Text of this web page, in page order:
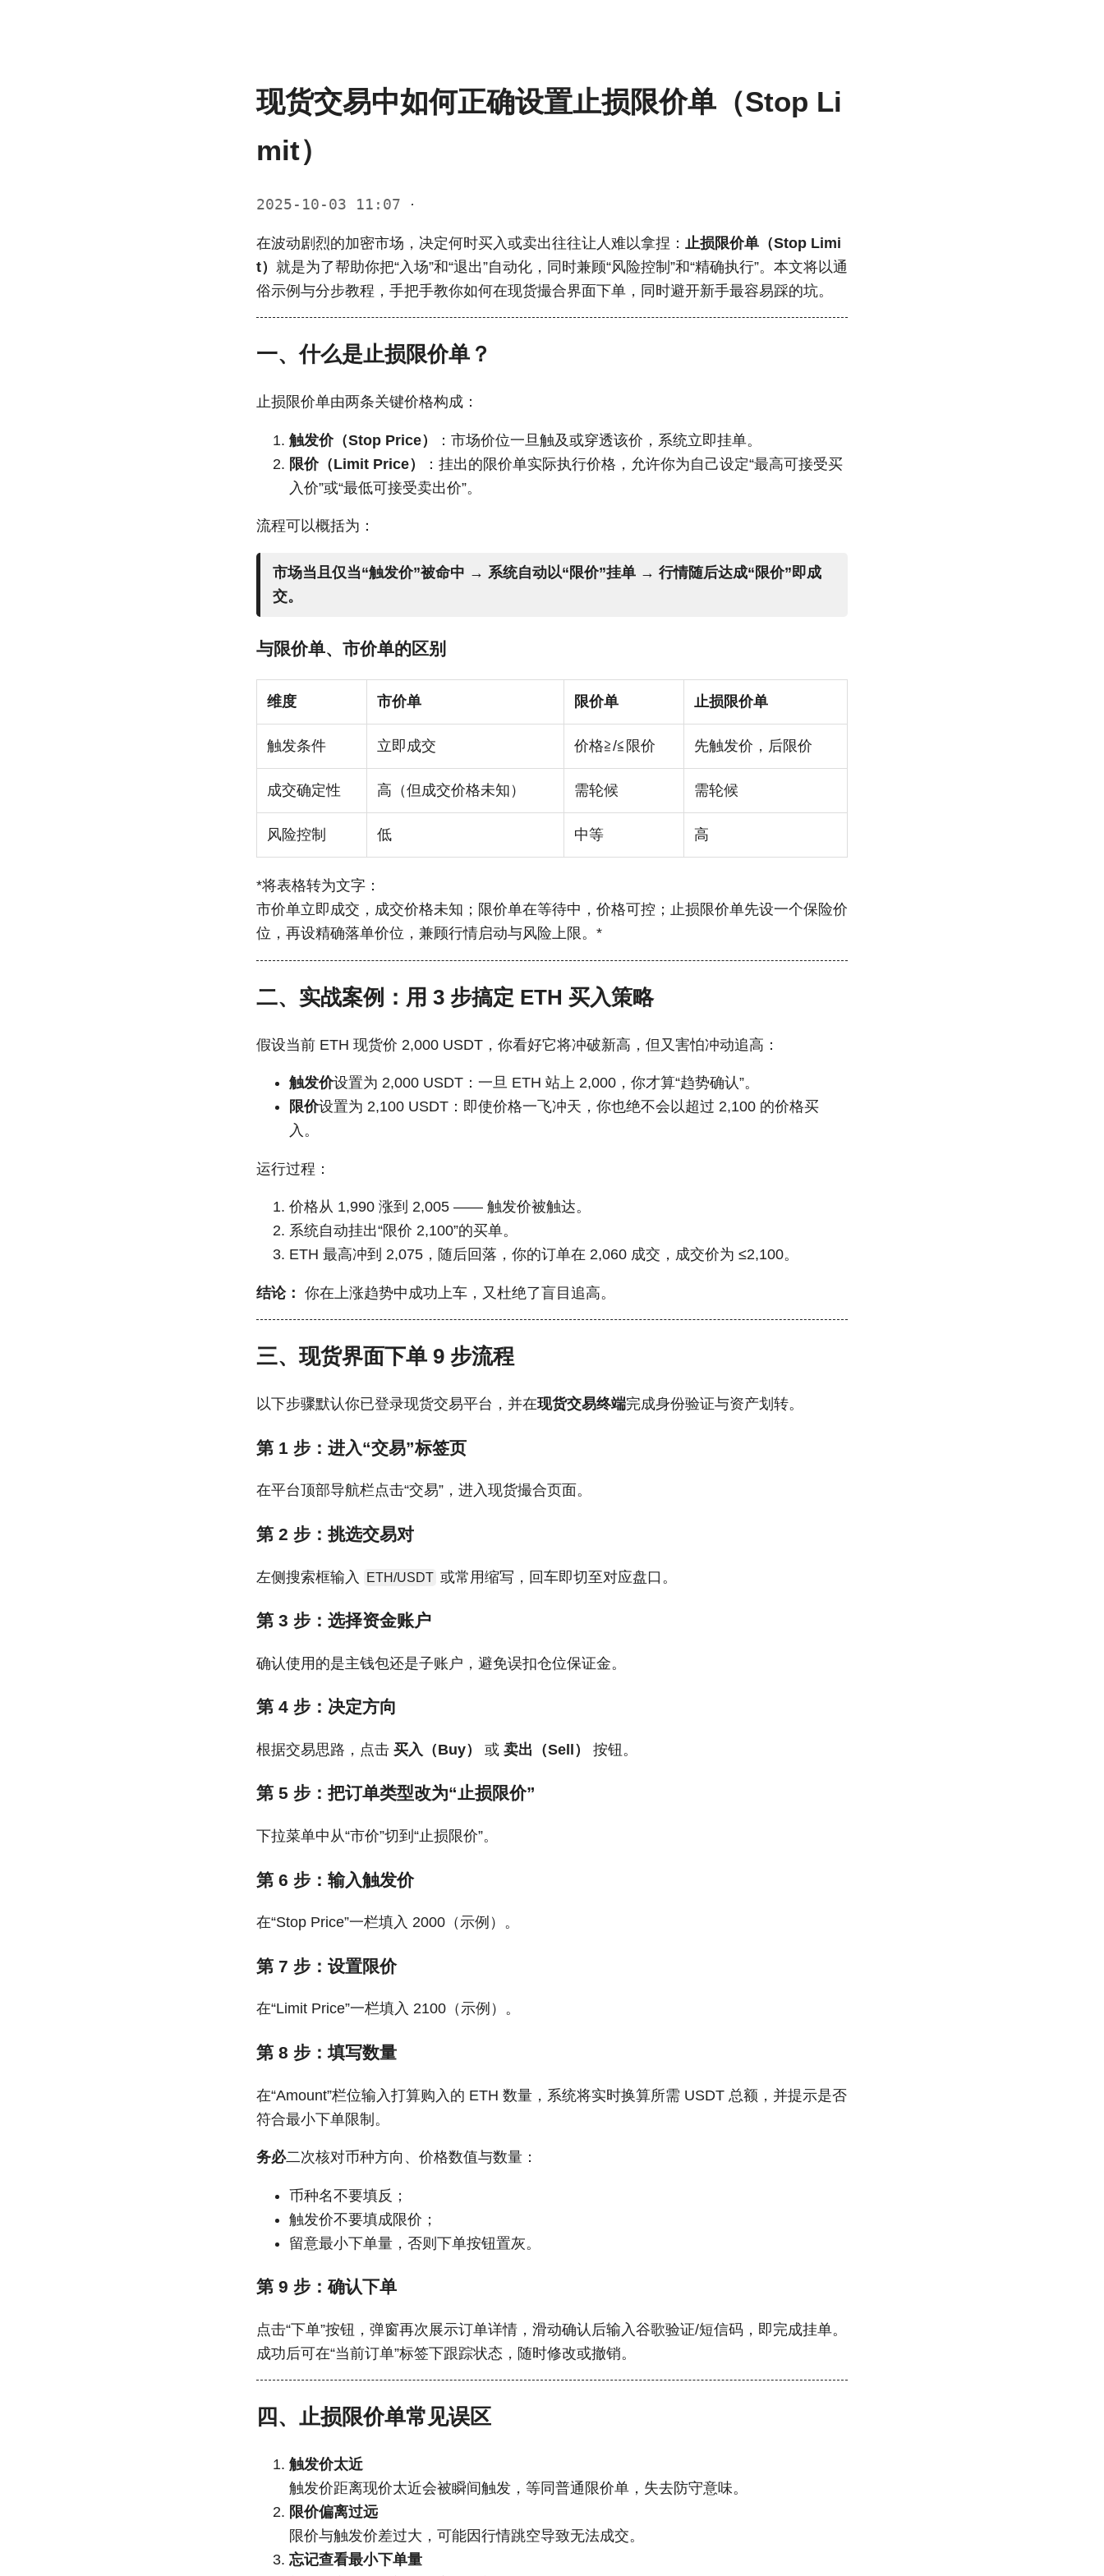
现货交易中如何正确设置止损限价单（Stop Li
mit）
2025-10-03 11:07 ·
在波动剧烈的加密市场，决定何时买入或卖出往往让人难以拿捏： 止损限价单（Stop Limi
t） 就是为了帮助你把“入场”和“退出”自动化，同时兼顾“风险控制”和“精确执行”。本文将以通
俗示例与分步教程，手把手教你如何在现货撮合界面下单，同时避开新手最容易踩的坑。
一、什么是止损限价单？
止损限价单由两条关键价格构成：
触发价（Stop Price）
：市场价位一旦触及或穿透该价，系统立即挂单。
限价（Limit Price）
：挂出的限价单实际执行价格，允许你为自己设定“最高可接受买
入价”或“最低可接受卖出价”。
流程可以概括为：
市场当且仅当“触发价”被命中 → 系统自动以“限价”挂单 → 行情随后达成“限价”即成
交。
与限价单、市价单的区别
维度 市价单 限价单 止损限价单
触发条件 立即成交 价格≧/≦限价 先触发价，后限价
成交确定性 高（但成交价格未知） 需轮候 需轮候
风险控制 低 中等 高
*将表格转为文字：
市价单立即成交，成交价格未知；限价单在等待中，价格可控；止损限价单先设一个保险价
位，再设精确落单价位，兼顾行情启动与风险上限。*
二、实战案例：用 3 步搞定 ETH 买入策略
假设当前 ETH 现货价 2,000 USDT，你看好它将冲破新高，但又害怕冲动追高：
触发价设置为 2,000 USDT：一旦 ETH 站上 2,000，你才算“趋势确认”。
限价设置为 2,100 USDT：即使价格一飞冲天，你也绝不会以超过 2,100 的价格买
入。
运行过程：
价格从 1,990 涨到 2,005 —— 触发价被触达。
系统自动挂出“限价 2,100”的买单。
ETH 最高冲到 2,075，随后回落，你的订单在 2,060 成交，成交价为 ≤2,100。
结论： 你在上涨趋势中成功上车，又杜绝了盲目追高。
三、现货界面下单 9 步流程
以下步骤默认你已登录现货交易平台，并在现货交易终端完成身份验证与资产划转。
第 1 步：进入“交易”标签页
在平台顶部导航栏点击“交易”，进入现货撮合页面。
第 2 步：挑选交易对
左侧搜索框输入 ETH/USDT 或常用缩写，回车即切至对应盘口。
第 3 步：选择资金账户
确认使用的是主钱包还是子账户，避免误扣仓位保证金。
第 4 步：决定方向
根据交易思路，点击 买入（Buy） 或 卖出（Sell） 按钮。
第 5 步：把订单类型改为“止损限价”
下拉菜单中从“市价”切到“止损限价”。
第 6 步：输入触发价
在“Stop Price”一栏填入 2000（示例）。
第 7 步：设置限价
在“Limit Price”一栏填入 2100（示例）。
第 8 步：填写数量
在“Amount”栏位输入打算购入的 ETH 数量，系统将实时换算所需 USDT 总额，并提示是否
符合最小下单限制。
务必二次核对币种方向、价格数值与数量：
币种名不要填反；
触发价不要填成限价；
留意最小下单量，否则下单按钮置灰。
第 9 步：确认下单
点击“下单”按钮，弹窗再次展示订单详情，滑动确认后输入谷歌验证/短信码，即完成挂单。
成功后可在“当前订单”标签下跟踪状态，随时修改或撤销。
四、止损限价单常见误区
触发价太近
触发价距离现价太近会被瞬间触发，等同普通限价单，失去防守意味。
限价偏离过远
限价与触发价差过大，可能因行情跳空导致无法成交。
忘记查看最小下单量